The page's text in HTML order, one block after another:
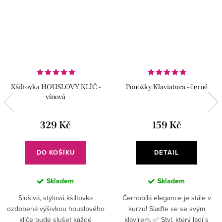
Kšiltovka HOUSLOVÝ KLÍČ -
vínová
329 Kč
DO KOŠÍKU
Skladem
Slušivá, stylová kšiltovka
ozdobená výšivkou houslového
klíče bude slušet každé
Ponožky Klaviatura - černé
159 Kč
DETAIL
Skladem
Černobílá elegance je stále v
kurzu! Slaďte se se svým
klavírem. ✅ Styl, který ladí s